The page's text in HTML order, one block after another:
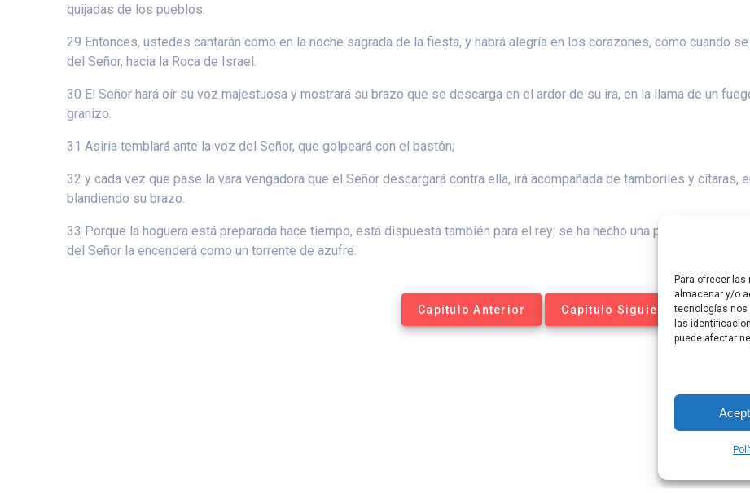
Para ofrecer
almacenar y/o
tecnologías nos
las
puede afectar
quijadas de los pueblos.
29 Entonces, ustedes cantarán como en la noche sagrada de la fiesta, y habrá alegría en los corazones, como cuando
del Señor, hacia la Roca de Israel.
30 El Señor hará oír su voz majestuosa y mostrará su brazo que se descarga en el ardor de su ira, en la llama de un
granizo.
31 Asiria temblará ante la voz del Señor, que golpeará con el bastón;
32 y cada vez que pase la vara vengadora que el Señor descargará contra ella, irá acompañada de tamboriles y cítaras,
blandiendo su brazo.
33 Porque la hoguera está preparada hace tiempo, está dispuesta también para el rey: se ha hecho una pira profunda y
del Señor la encenderá como un torrente de azufre.
Capítulo Anterior Capítulo Siguiente
Materialis